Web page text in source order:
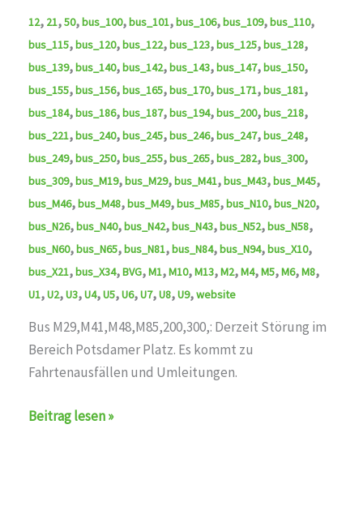
12, 21,50,bus_100,bus_101,bus_106,bus_109,bus_110,
bus_115,bus_120,bus_122,bus_123,bus_125,bus_128,
bus_139,bus_140,bus_142,bus_143,bus_147,bus_150,
bus_155,bus_156,bus_165,bus_170,bus_171,bus_181,
bus_184,bus_186,bus_187,bus_194,bus_200,bus_218,
bus_221,bus_240,bus_245,bus_246,bus_247,bus_248,
bus_249,bus_250,bus_255,bus_265,bus_282,bus_300,
bus_309,bus_M19,bus_M29,bus_M41,bus_M43,bus_M45,
bus_M46,bus_M48,bus_M49,bus_M85,bus_N10,bus_N20,
bus_N26,bus_N40,bus_N42,bus_N43,bus_N52,bus_N58,
bus_N60,bus_N65,bus_N81,bus_N84,bus_N94,bus_X10,
bus_X21,bus_X34,BVG,M1,M10,M13,M2,M4,M5,M6,M8,
U1,U2,U3,U4,U5,U6,U7,U8,U9,website
Bus M29,M41,M48,M85,200,300,: Derzeit Störung im
Bereich Potsdamer Platz. Es kommt zu
Fahrtenausfällen und Umleitungen.
Störung
Beitrag lesen »